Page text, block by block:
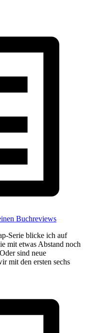
Buchreviews
Serie blicke ich auf
mit etwas Abstand noch
sind neue
mit den ersten sechs